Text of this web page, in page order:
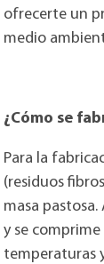
ofrecerte un
medio
¿Cómo se
Para la
(residuos
masa
y se
temperaturas